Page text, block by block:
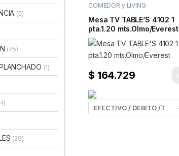
COMEDOR y LIVING
Mesa TV TABLE’S 4102 1
pta.1.20 mts.Olmo/Everest
$ 164.729
(5)
(75)
(1)
(29)